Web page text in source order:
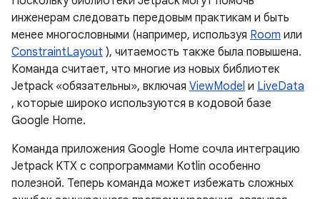
инженерам следовать передовым практикам и быть
менее многословными (например, используя Room или
ConstraintLayout ), читаемость также была повышена.
Команда считает, что многие из новых библиотек
Jetpack «обязательны», включая ViewModel и LiveData
, которые широко используются в кодовой базе
Google Home.
Команда приложения Google Home сочла интеграцию
Jetpack KTX с сопрограммами Kotlin особенно
полезной. Теперь команда может избежать сложных